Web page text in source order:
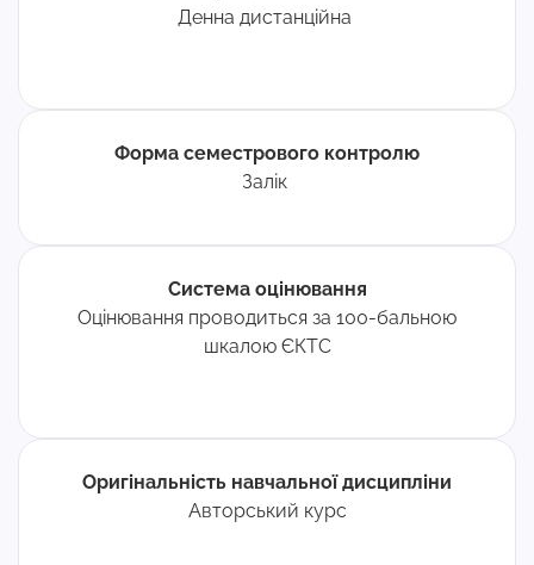
Денна дистанційна
Форма семестрового контролю
Залік
Система оцінювання
Оцінювання проводиться за 100-бальною
шкалою ЄКТС
Оригінальність навчальної дисципліни
Авторський курс